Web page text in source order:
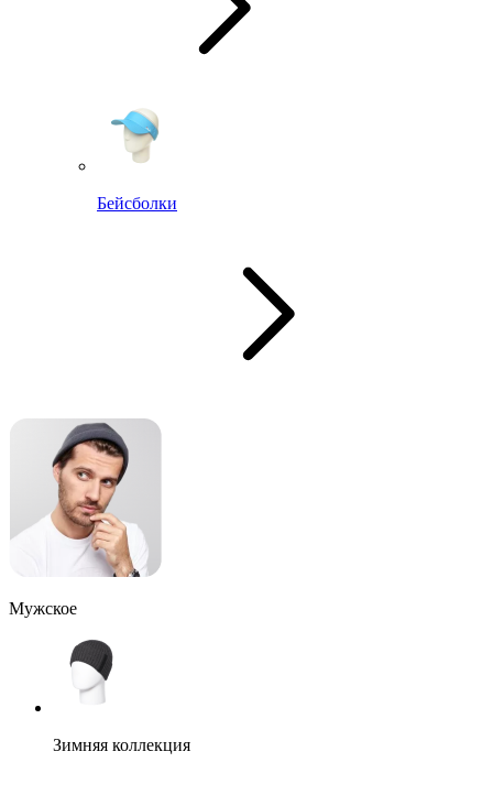
Бейсболки
Мужское
Зимняя коллекция